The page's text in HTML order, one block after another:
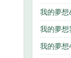
我的夢想
我的夢想
我的夢想